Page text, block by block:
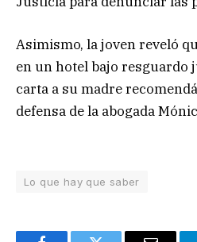
Asimismo, la joven reveló
en un hotel bajo resguardo
carta a su madre
defensa de la abogada
Lo que hay que saber